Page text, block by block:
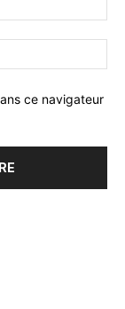
ce navigateur